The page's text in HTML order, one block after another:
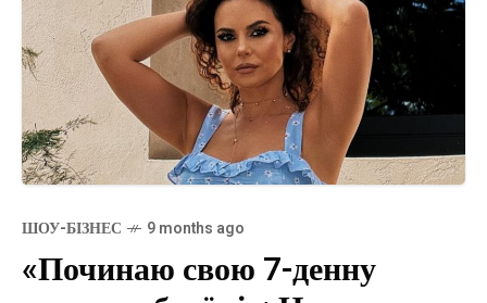
ШОУ-БІЗНЕС 9 months ago
«Починаю свою 7-денну